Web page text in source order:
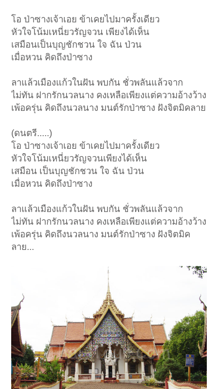
โอ ป่าซางเจ้าเอย ข้าเคยไปมาครั้งเดียว
หัวใจโน้มเหนี่ยวรัญจวน เพียงได้เห็น
เสมือนเป็นบุญชักชวน ใจ ฉัน ป่วน
เมื่อหวน คิดถึงป่าซาง
ลาแล้วเมืองแก้วในฝัน พบกัน ชั่วพลันแล้วจาก
ไม่ทัน ฝากรักนวลนาง คงเหลือเพียงแต่ความอ้างว้าง
เพ้อครุ่น คิดถึงนวลนาง มนต์รักป่าซาง ฝังจิตมิคลาย
(ดนตรี.....)
โอ ป่าซางเจ้าเอย ข้าเคยไปมาครั้งเดียว
หัวใจโน้มเหนี่ยวรัญจวนเพียงได้เห็น
เสมือน เป็นบุญชักชวน ใจ ฉัน ป่วน
เมื่อหวน คิดถึงป่าซาง
ลาแล้วเมืองแก้วในฝัน พบกัน ชั่วพลันแล้วจาก
ไม่ทัน ฝากรักนวลนาง คงเหลือเพียงแต่ความอ้างว้าง
เพ้อครุ่น คิดถึงนวลนาง มนต์รักป่าซาง ฝังจิตมิค
ลาย...